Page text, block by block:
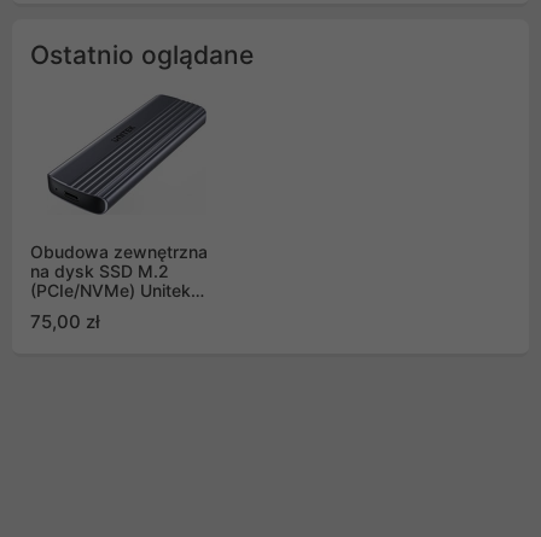
Ostatnio oglądane
Obudowa zewnętrzna
na dysk SSD M.2
(PCIe/NVMe) Unitek
aluminium (S1241B01)
75,00 zł